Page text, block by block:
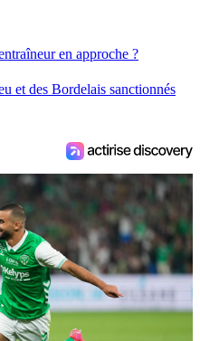
en approche ?
et des Bordelais sanctionnés